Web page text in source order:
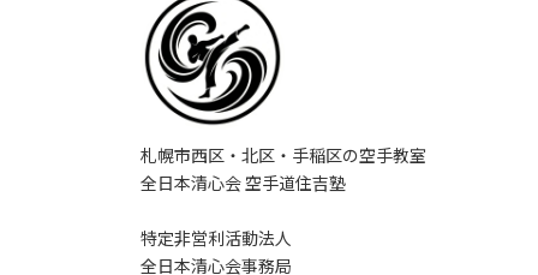
札幌市西区・北区・手稲区の空手教室
全日本清心会 空手道住吉塾
特定非営利活動法人
全日本清心会事務局